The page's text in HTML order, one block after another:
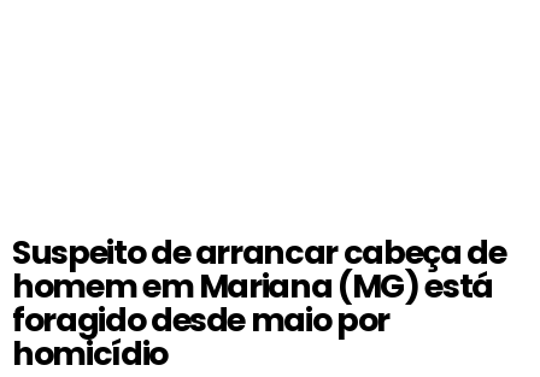
Suspeito de arrancar cabeça de
homem em Mariana (MG) está
foragido desde maio por
homicídio